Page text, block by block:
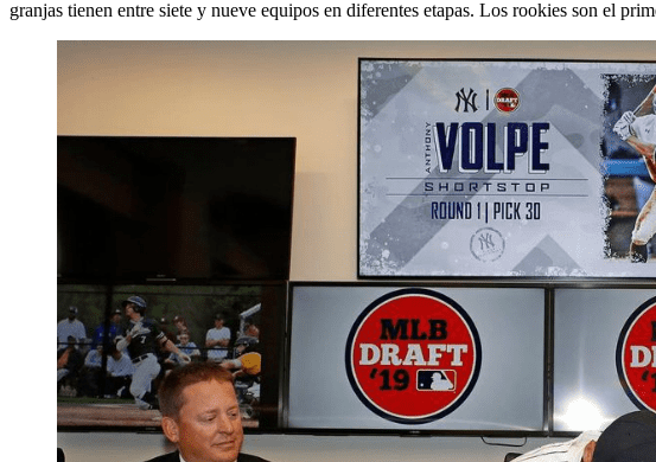
granjas tienen entre siete y nueve equipos en diferentes etapas. Los rookies son el